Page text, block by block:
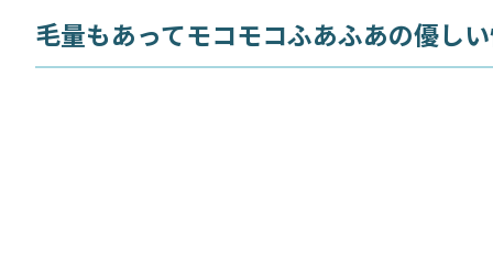
毛量もあってモコモコふあふあの優し